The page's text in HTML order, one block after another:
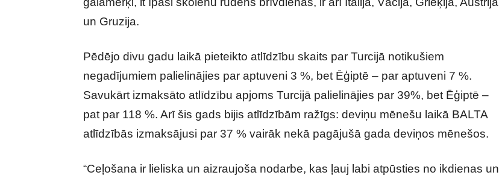
un Gruzija.
Pēdējo divu gadu laikā pieteikto atlīdzību skaits par Turcijā notikušiem
negadījumiem palielinājies par aptuveni 3 %, bet Ēģiptē – par aptuveni 7 %.
Savukārt izmaksāto atlīdzību apjoms Turcijā palielinājies par 39%, bet Ēģiptē –
pat par 118 %. Arī šis gads bijis atlīdzībām ražīgs: deviņu mēnešu laikā BALTA
atlīdzībās izmaksājusi par 37 % vairāk nekā pagājušā gada deviņos mēnešos.
“Ceļošana ir lieliska un aizraujoša nodarbe, kas ļauj labi atpūsties no ikdienas un